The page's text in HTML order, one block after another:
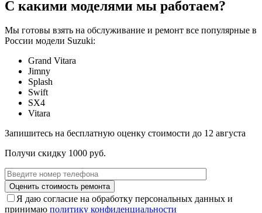
С какими моделями мы работаем?
Мы готовы взять на обслуживание и ремонт все популярные в
России модели Suzuki:
Grand Vitara
Jimny
Splash
Swift
SX4
Vitara
Запишитесь на бесплатную оценку стоимости до 12 августа
Получи скидку 1000 руб.
Я даю согласие на обработку персональных данных и
принимаю политику конфиденциальности